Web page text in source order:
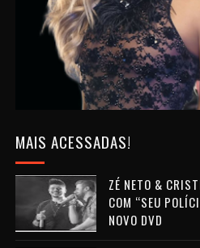
MAIS ACESSADAS!
ZÉ NETO &
COM “SEU
NOVO DVD